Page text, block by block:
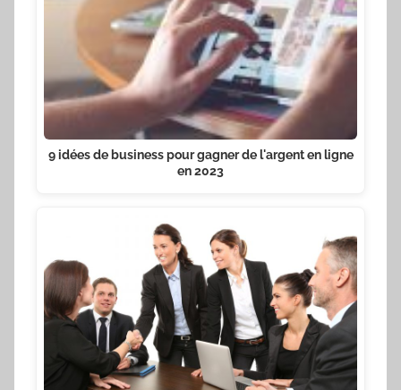
9 idées de business pour gagner de l'argent en ligne
en 2023